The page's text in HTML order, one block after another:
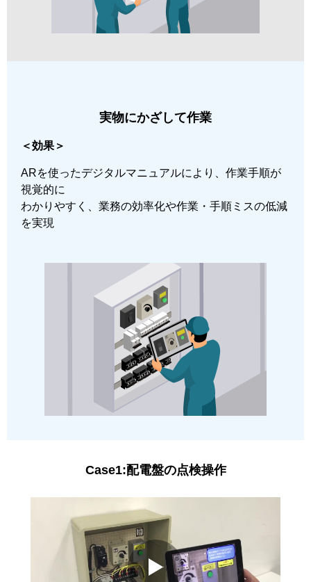
実物にかざして作業
＜効果＞
ARを使ったデジタルマニュアルにより、作業手順が
視覚的に
わかりやすく、業務の効率化や作業・手順ミスの低減
を実現
Case1:配電盤の点検操作